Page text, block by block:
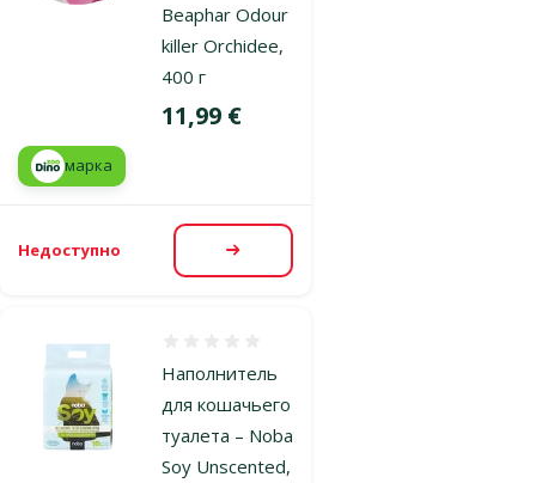
Beaphar Odour
killer Orchidee,
400 г
Цена
11,99 €
марка
Недоступно Посмотреть
Наполнитель
для кошачьего
туалета – Noba
Soy Unscented,